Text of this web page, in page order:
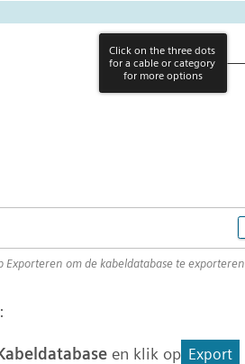
Exporteren om de kabeldatabase te exporteren
en klik op Export